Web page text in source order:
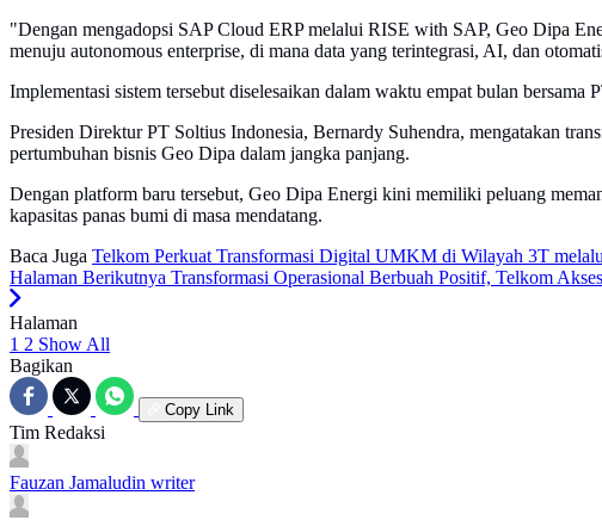
"Dengan mengadopsi SAP Cloud ERP melalui RISE with SAP, Geo Dipa
menuju autonomous enterprise, di mana data yang terintegrasi, AI, dan
Implementasi sistem tersebut diselesaikan dalam waktu empat bulan
Presiden Direktur PT Soltius Indonesia, Bernardy Suhendra, mengatakan
pertumbuhan bisnis Geo Dipa dalam jangka panjang.
Dengan platform baru tersebut, Geo Dipa Energi kini memiliki peluang
kapasitas panas bumi di masa mendatang.
Baca Juga Telkom Perkuat Transformasi Digital UMKM di Wilayah 3T
Halaman Berikutnya Transformasi Operasional Berbuah Positif, Telkom
Halaman
1 2 Show All
Bagikan
Copy Link
Tim Redaksi
Fauzan Jamaludin writer